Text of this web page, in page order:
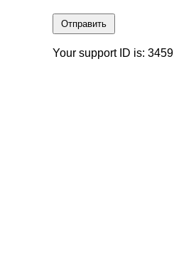
Отправить
Your support ID is: